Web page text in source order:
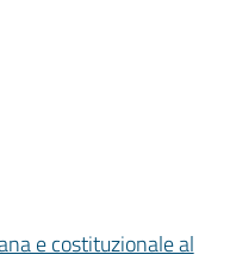
e costituzionale al